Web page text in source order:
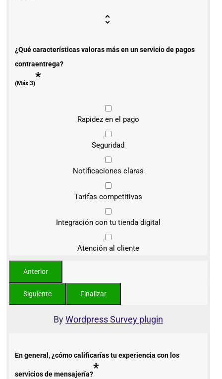
¿Qué características valoras más en un servicio de pagos
contraentrega?
(Máx 3)*
Rapidez en el pago
Seguridad
Notificaciones claras
Tarifas competitivas
Integración con tu tienda digital
Atención al cliente
ByWordpress Survey plugin
En general, ¿cómo calificarías tu experiencia con los
servicios de mensajería?*